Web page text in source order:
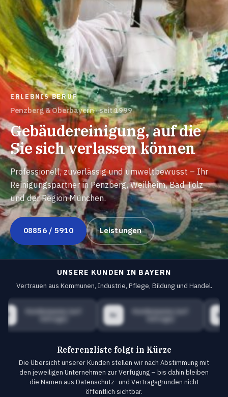
ERLEBNIS BERUF
Penzberg & Oberbayern · seit 1999
Gebäudereinigung, auf die
Sie sich verlassen können
Professionell, zuverlässig und umweltbewusst – Ihr
Reinigungspartner in Penzberg, Weilheim, Bad Tölz
und der Region München.
08856 / 5910 Leistungen
UNSERE KUNDEN IN BAYERN
Vertrauen aus Kommunen, Industrie, Pflege, Bildung und Handel.
Kundenname (auf
Kundenname (auf
Referenzliste folgt in Kürze
Die Übersicht unserer Kunden stellen wir nach Abstimmung mit
den jeweiligen Unternehmen zur Verfügung – bis dahin bleiben
die Namen aus Datenschutz- und Vertragsgründen nicht
öffentlich sichtbar.